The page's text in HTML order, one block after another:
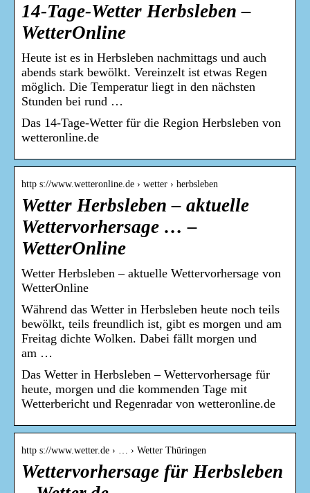
14-Tage-Wetter Herbsleben –
WetterOnline
Heute ist es in Herbsleben nachmittags und auch
abends stark bewölkt. Vereinzelt ist etwas Regen
möglich. Die Temperatur liegt in den nächsten
Stunden bei rund …
Das 14-Tage-Wetter für die Region Herbsleben von
wetteronline.de
http s://www.wetteronline.de › wetter › herbsleben
Wetter Herbsleben – aktuelle
Wettervorhersage … –
WetterOnline
Wetter Herbsleben – aktuelle Wettervorhersage von
WetterOnline
Während das Wetter in Herbsleben heute noch teils
bewölkt, teils freundlich ist, gibt es morgen und am
Freitag dichte Wolken. Dabei fällt morgen und
am …
Das Wetter in Herbsleben – Wettervorhersage für
heute, morgen und die kommenden Tage mit
Wetterbericht und Regenradar von wetteronline.de
http s://www.wetter.de › … › Wetter Thüringen
Wettervorhersage für Herbsleben